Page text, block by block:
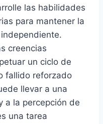
las habilidades
para mantener la
creencias
un ciclo de
fallido reforzado
llevar a una
a la percepción de
una tarea